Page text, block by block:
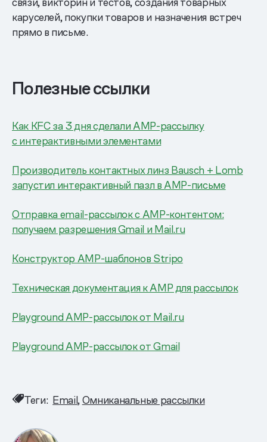
каруселей, покупки товаров и назначения встреч
прямо в письме.
Полезные ссылки
Как KFC за 3 дня сделали AMP-рассылку
с интерактивными элементами
Производитель контактных линз Bausch + Lomb
запустил интерактивный пазл в AMP-письме
Отправка email-рассылок c AMP-контентом:
получаем разрешения Gmail и Mail.ru
Конструктор AMP-шаблонов Stripo
Техническая документация к AMP для рассылок
Playground AMP-рассылок от Mail.ru
Playground AMP-рассылок от Gmail
Теги: Email Омниканальные рассылки